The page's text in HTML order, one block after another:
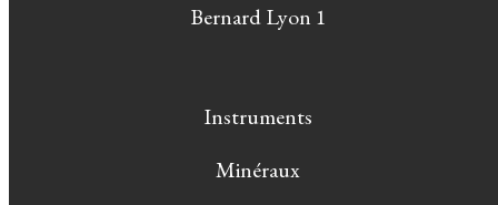
Bernard Lyon 1
Instruments
Minéraux